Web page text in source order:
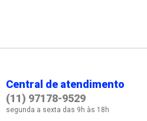
Central de atendimento
(11) 97178-9529
segunda a sexta das 9h às 18h